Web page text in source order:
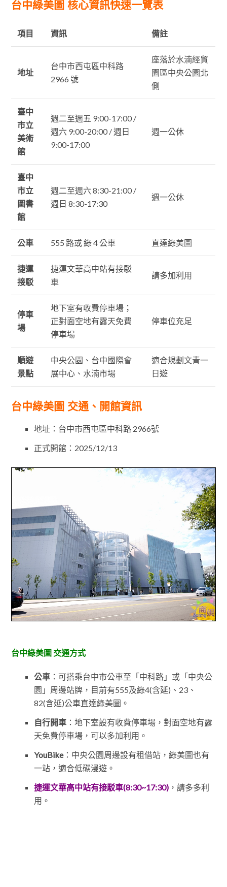
台中綠美圖 核心資訊快速一覽表
項目 資訊 備註
地址
台中市西屯區中科路
2966 號
座落於水湳經貿
園區中央公園北
側
臺中
市立
美術
館
週二至週五 9:00-17:00 /
週六 9:00-20:00 / 週日
9:00-17:00
週一公休
臺中
市立
圖書
館
週二至週六 8:30-21:00 /
週日 8:30-17:30
週一公休
公車 555 路或 綠 4 公車 直達綠美圖
捷運
接駁
捷運文華高中站有接駁
車
請多加利用
停車
場
地下室有收費停車場；
正對面空地有露天免費
停車場
停車位充足
順遊
景點
中央公園、台中國際會
展中心、水湳市場
適合規劃文青一
日遊
台中綠美圖 交通、開館資訊
地址：台中市西屯區中科路 2966號
正式開館：2025/12/13
台中綠美圖 交通方式
公車 ：可搭乘台中市公車至「中科路」或「中央公
園」周邊站牌，目前有555及綠4(含延)、23、
82(含延)公車直達綠美圖。
自行開車 ：地下室設有收費停車場，對面空地有露
天免費停車場，可以多加利用。
YouBike：中央公園周邊設有租借站，綠美圖也有
一站，適合低碳漫遊。
捷運文華高中站有接駁車(8:30~17:30) ，請多多利
用。